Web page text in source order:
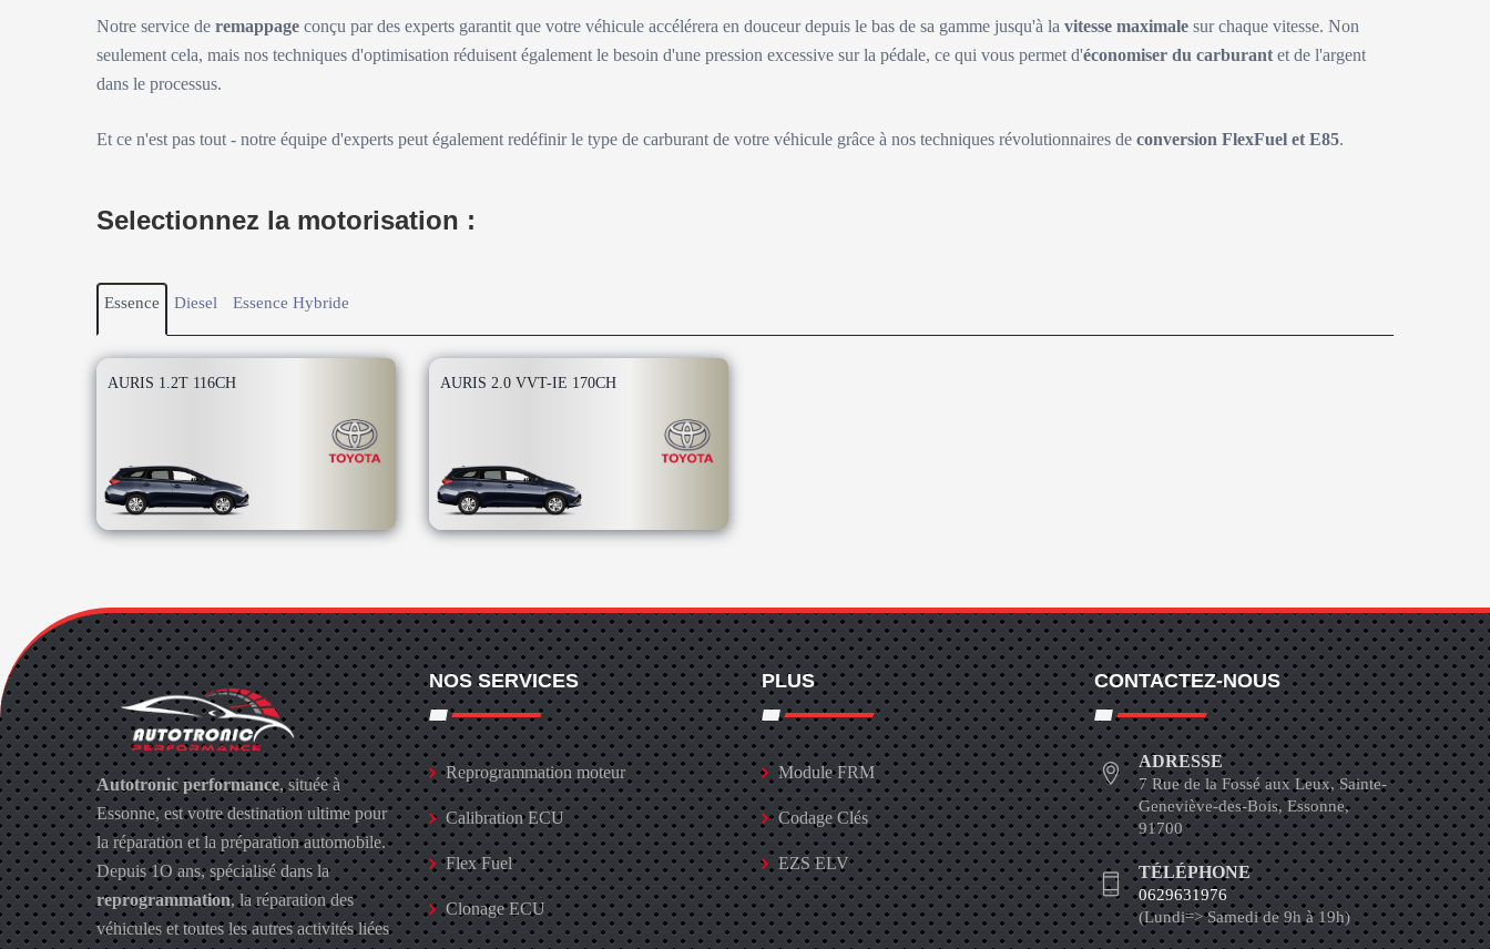
Notre service de remappage conçu par des experts garantit que votre véhicule accélérera en douceur depuis le bas de sa gamme jusqu'à la vitesse maximale sur chaque vitesse. Non
seulement cela, mais nos techniques d'optimisation réduisent également le besoin d'une pression excessive sur la pédale, ce qui vous permet d'économiser du carburant et de l'argent
dans le processus.
Et ce n'est pas tout - notre équipe d'experts peut également redéfinir le type de carburant de votre véhicule grâce à nos techniques révolutionnaires de conversion FlexFuel et E85.
Selectionnez la motorisation :
Essence Diesel Essence Hybride
AURIS 1.2T 116CH AURIS 2.0 VVT-IE 170CH
Autotronic performance, située à
Essonne, est votre destination ultime pour
la réparation et la préparation automobile.
Depuis 1O ans, spécialisé dans la
reprogrammation, la réparation des
véhicules et toutes les autres activités liées
NOS SERVICES
Reprogrammation moteur
Calibration ECU
Flex Fuel
Clonage ECU
PLUS
Module FRM
Codage Clés
EZS ELV
CONTACTEZ-NOUS
ADRESSE
7 Rue de la Fossé aux Leux, Sainte-
Geneviève-des-Bois, Essonne,
91700
TÉLÉPHONE
0629631976
(Lundi=> Samedi de 9h à 19h)